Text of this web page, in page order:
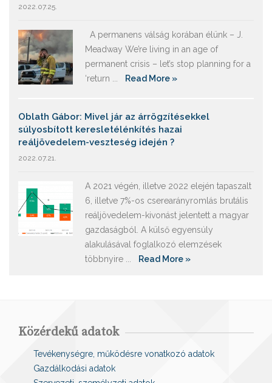
2022.07.25.
A permanens válság korában élünk – J.
Meadway We’re living in an age of
permanent crisis – let’s stop planning for a
‘return ...
Read More »
Oblath Gábor: Mivel jár az árrögzítésekkel
súlyosbított keresletélénkítés hazai
reáljövedelem-veszteség idején ?
2022.07.21.
A 2021 végén, illetve 2022 elején tapaszalt
6, illetve 7%-os cserearányromlás brutális
reáljövedelem-kivonást jelentett a magyar
gazdaságból. A külső egyensúly
alakulásával foglalkozó elemzések
többnyire ...
Read More »
Közérdekű adatok
Tevékenységre, működésre vonatkozó adatok
Gazdálkodási adatok